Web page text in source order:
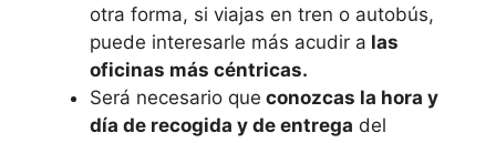
otra forma, si viajas en tren o autobús,
puede interesarle más acudir a las
oficinas más céntricas.
Será necesario que conozcas la hora y
día de recogida y de entrega del